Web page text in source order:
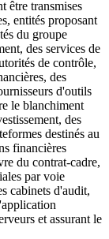
être transmises
entités proposant
du groupe
des services de
de contrôle,
des
d'outils
le blanchiment
des
destinés au
financières
du contrat-cadre,
par voie
cabinets d'audit,
et assurant le